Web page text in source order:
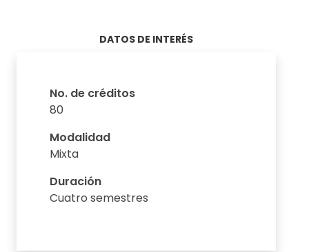
DATOS DE INTERÉS
No. de créditos
80
Modalidad
Mixta
Duración
Cuatro semestres